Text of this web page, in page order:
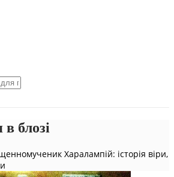
блозі
Харалампій: історія віри,